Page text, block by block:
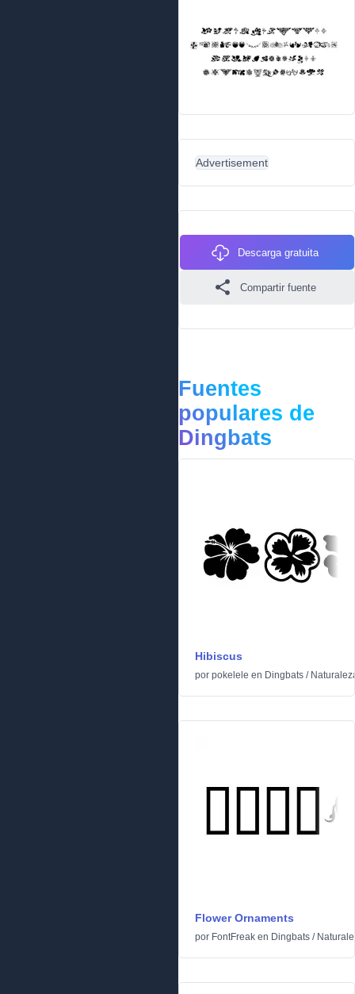
Advertisement
Descarga gratuita
Compartir fuente
Fuentes
populares de
Dingbats
Hibiscus
por pokelele en Dingbats /
Flower Ornaments
por FontFreak en Dingbats /